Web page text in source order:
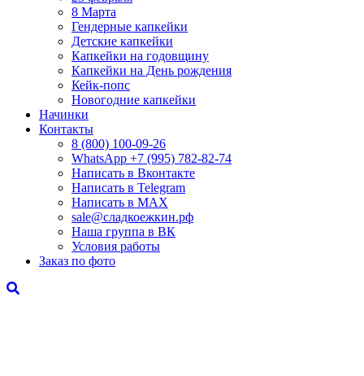
8 Марта
Гендерные капкейки
Детские капкейки
Капкейки на годовщину
Капкейки на День рождения
Кейк-попс
Новогодние капкейки
Начинки
Контакты
8 (800) 100-09-26
WhatsApp +7 (995) 782-82-74
Написать в Вконтакте
Написать в Telegram
Написать в MAX
sale@сладкоежкин.рф
Наша группа в ВК
Условия работы
Заказ по фото